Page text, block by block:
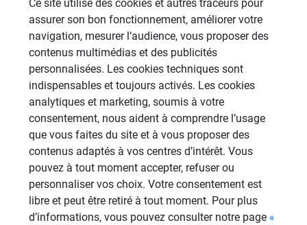
Revêtement Finition
19 Sujets
Douches à l'Italienne
1486 Sujets
Cabines de hammam
Autres
950 Sujets
Autres questions
assurer son bon fonctionnement, améliorer votre
navigation, mesurer l’audience, vous proposer des
contenus multimédias et des publicités
personnalisées. Les cookies techniques sont
indispensables et toujours activés. Les cookies
analytiques et marketing, soumis à votre
consentement, nous aident à comprendre l’usage
que vous faites du site et à vous proposer des
contenus adaptés à vos centres d’intérêt. Vous
pouvez à tout moment accepter, refuser ou
personnaliser vos choix. Votre consentement est
libre et peut être retiré à tout moment. Pour plus
d’informations, vous pouvez consulter notre page «